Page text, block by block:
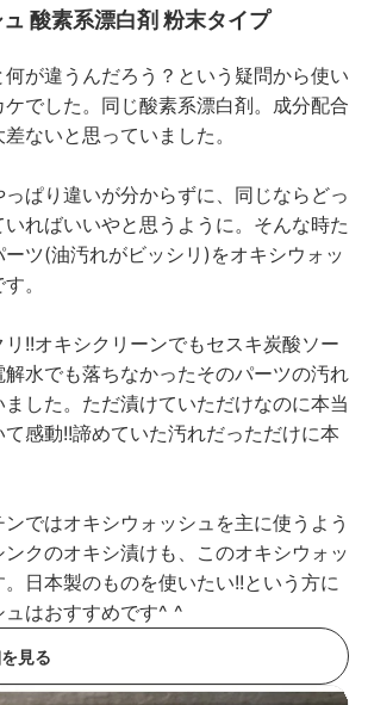
酸素系漂白剤 粉末タイプ
が違うんだろう？という疑問から使い
でした。同じ酸素系漂白剤。成分配合
ないと思っていました。
ぱり違いが分からずに、同じならどっ
ればいいやと思うように。そんな時た
ーツ(油汚れがビッシリ)をオキシウォッ
。
!!オキシクリーンでもセスキ炭酸ソー
解水でも落ちなかったそのパーツの汚れ
した。ただ漬けていただけなのに本当
感動!!諦めていた汚れだっただけに本
ではオキシウォッシュを主に使うよう
クのオキシ漬けも、このオキシウォッ
日本製のものを使いたい!!という方に
ュはおすすめです^ ^
見る